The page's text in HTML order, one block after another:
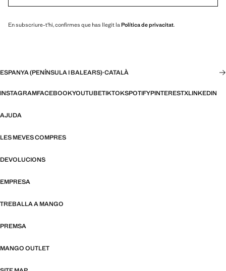
En subscriure-t'hi, confirmes que has llegit la Política de privacitat.
ESPANYA (PENÍNSULA I BALEARS)·CATALÀ
INSTAGRAMFACEBOOKYOUTUBETIKTOKSPOTIFYPINTERESTXLINKEDIN
AJUDA
LES MEVES COMPRES
DEVOLUCIONS
EMPRESA
TREBALLA A MANGO
PREMSA
MANGO OUTLET